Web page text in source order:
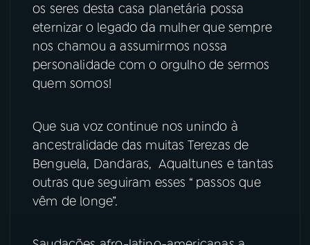
os seres desta casa planetária possa
eternizar o legado da mulher que sempre
nos chamou a assumirmos nossa
personalidade com o orgulho de sermos
quem somos!
Que sua voz continue nos unindo à
ancestralidade das muitas Terezas de
Benguela, Dandaras, Aqualtunes e tantas
outras que seguiram esses “ passos que
vêm de longe”.